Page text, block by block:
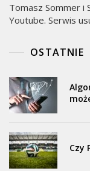
Tomasz Sommer i
Youtube. Serwis
OSTATNIE
Czy